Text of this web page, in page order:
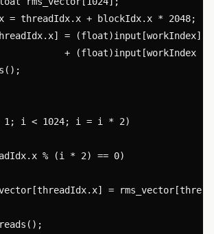
= threadIdx.x + blockIdx.x * 2048;
=
+ (float)input[workIndex
i < 1024; i = i * 2)
% (i * 2) == 0)
=